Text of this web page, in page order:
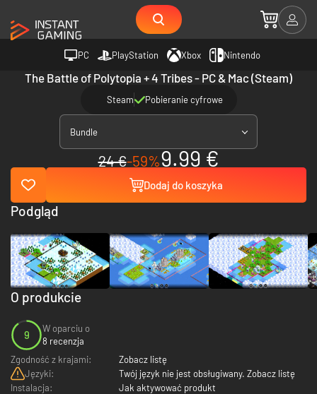
PC PlayStation Xbox Nintendo
The Battle of Polytopia + 4 Tribes - PC & Mac (Steam)
Steam Pobieranie cyfrowe
Bundle
24 €-59%9.99 €
Dodaj do koszyka
O produkcie
9
W oparciu o
8 recenzja
Zgodność z krajami:
Zobacz listę
Języki:
Twój język nie jest obsługiwany. Zobacz listę
Instalacja:
Jak aktywować produkt
Podgląd